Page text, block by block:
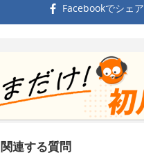
Facebookでシェア
関連する質問